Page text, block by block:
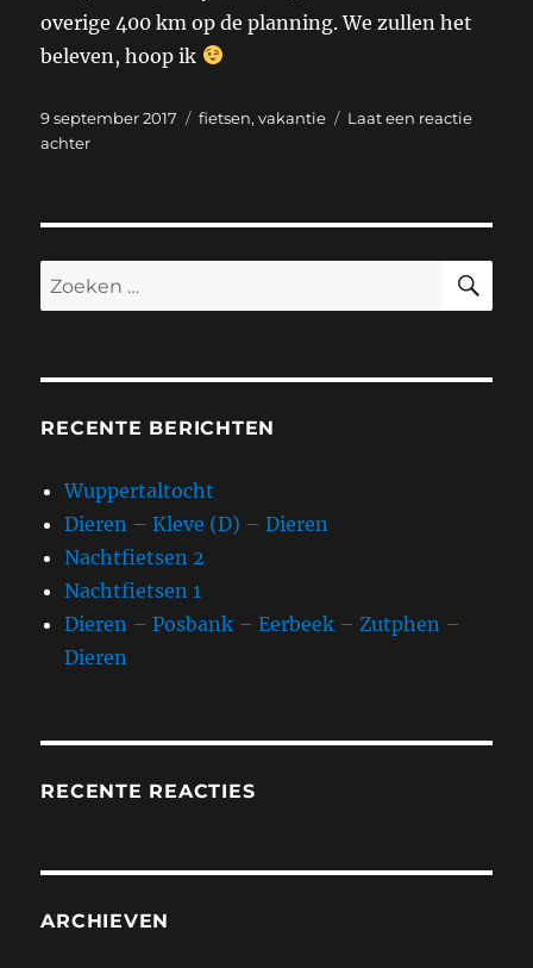
overige 400 km op de planning. We zullen het
beleven, hoop ik
Geplaatst
op
9 september 2017 Categorieën
fietsen,vakantie
Laat een reactie
achterop
Zoeken
naar:
RECENTE BERICHTEN
Wuppertaltocht
Dieren – Kleve (D) – Dieren
Nachtfietsen 2
Nachtfietsen 1
Dieren – Posbank – Eerbeek – Zutphen –
Dieren
RECENTE REACTIES
ARCHIEVEN